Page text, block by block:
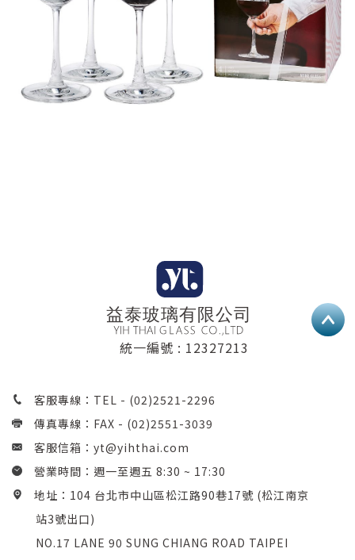
統一編號 : 12327213
客服專線：TEL - (02)2521-2296
傳真專線：FAX - (02)2551-3039
客服信箱： yt@yihthai.com
營業時間：週一至週五 8:30 ~ 17:30
地址：104 台北市中山區松江路90巷17號 (松江南京
站3號出口)
NO.17 LANE 90 SUNG CHIANG ROAD TAIPEI